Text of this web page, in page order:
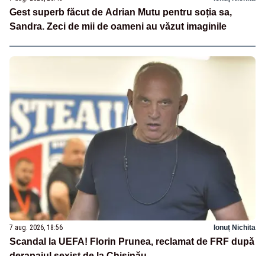
Gest superb făcut de Adrian Mutu pentru soția sa,
Sandra. Zeci de mii de oameni au văzut imaginile
7 aug. 2026, 18:56 Ionuț Nichita
Scandal la UEFA! Florin Prunea, reclamat de FRF după